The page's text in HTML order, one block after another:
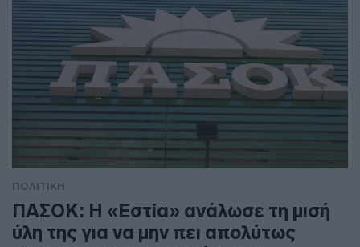
ΠΟΛΙΤΙΚΗ
ΠΑΣΟΚ: Η «Εστία» ανάλωσε τη μισή
ύλη της για να μην πει απολύτως